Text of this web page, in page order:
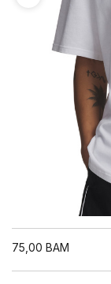
75,00 BAM